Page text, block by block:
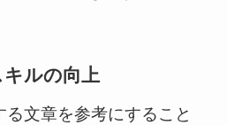
ルの向上
文章を参考にすること